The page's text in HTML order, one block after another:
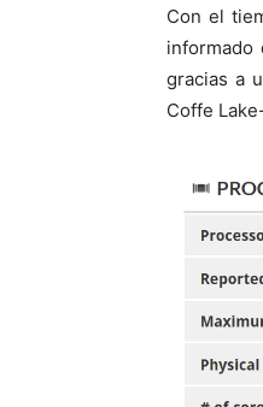
Con el
gracias a
Coffe